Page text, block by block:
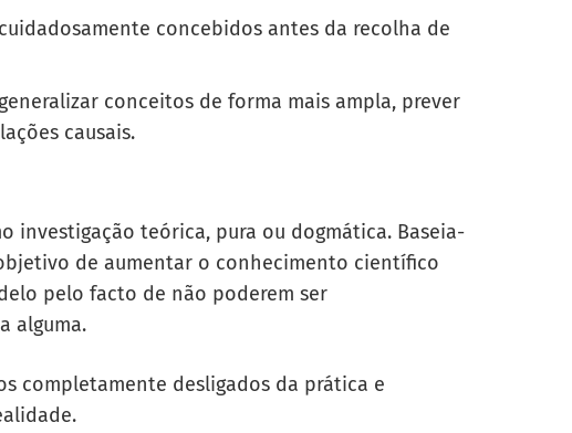
concebidos antes da recolha de
conceitos de forma mais ampla, prever
causais.
investigação teórica, pura ou dogmática. Baseia-
de aumentar o conhecimento científico
pelo facto de não poderem ser
alguma.
completamente desligados da prática e